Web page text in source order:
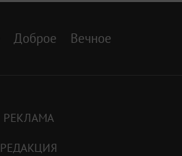
Доброе Вечное
РЕКЛАМА
РЕДАКЦИЯ